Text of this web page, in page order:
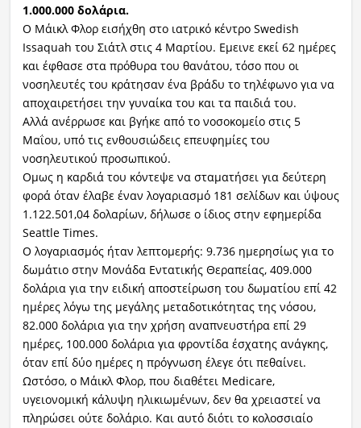
1.000.000 δολάρια.
Ο Μάικλ Φλορ εισήχθη στο ιατρικό κέντρο Swedish
Issaquah του Σιάτλ στις 4 Μαρτίου. Εμεινε εκεί 62 ημέρες
και έφθασε στα πρόθυρα του θανάτου, τόσο που οι
νοσηλευτές του κράτησαν ένα βράδυ το τηλέφωνο για να
αποχαιρετήσει την γυναίκα του και τα παιδιά του.
Αλλά ανέρρωσε και βγήκε από το νοσοκομείο στις 5
Μαΐου, υπό τις ενθουσιώδεις επευφημίες του
νοσηλευτικού προσωπικού.
Ομως η καρδιά του κόντεψε να σταματήσει για δεύτερη
φορά όταν έλαβε έναν λογαριασμό 181 σελίδων και ύψους
1.122.501,04 δολαρίων, δήλωσε ο ίδιος στην εφημερίδα
Seattle Times.
Ο λογαριασμός ήταν λεπτομερής: 9.736 ημερησίως για το
δωμάτιο στην Μονάδα Εντατικής Θεραπείας, 409.000
δολάρια για την ειδική αποστείρωση του δωματίου επί 42
ημέρες λόγω της μεγάλης μεταδοτικότητας της νόσου,
82.000 δολάρια για την χρήση αναπνευστήρα επί 29
ημέρες, 100.000 δολάρια για φροντίδα έσχατης ανάγκης,
όταν επί δύο ημέρες η πρόγνωση έλεγε ότι πεθαίνει.
Ωστόσο, ο Μάικλ Φλορ, που διαθέτει Medicare,
υγειονομική κάλυψη ηλικιωμένων, δεν θα χρειαστεί να
πληρώσει ούτε δολάριο. Και αυτό διότι το κολοσσιαίο